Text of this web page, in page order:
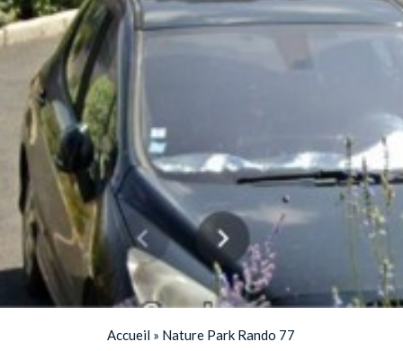
Accueil » Nature Park Rando 77